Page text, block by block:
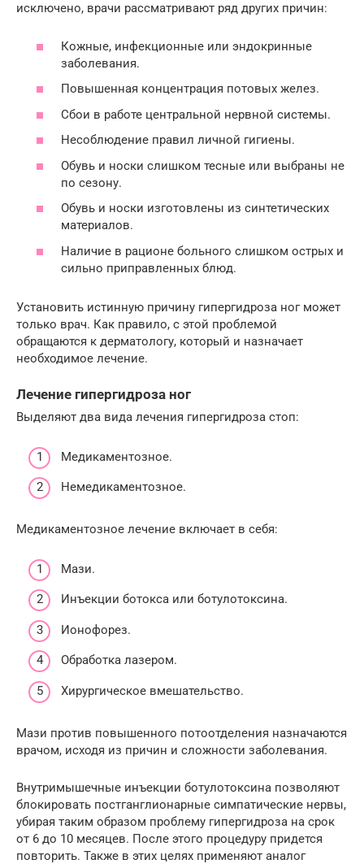
исключено, врачи рассматривают ряд других причин:
Кожные, инфекционные или эндокринные
заболевания.
Повышенная концентрация потовых желез.
Сбои в работе центральной нервной системы.
Несоблюдение правил личной гигиены.
Обувь и носки слишком тесные или выбраны не
по сезону.
Обувь и носки изготовлены из синтетических
материалов.
Наличие в рационе больного слишком острых и
сильно приправленных блюд.
Установить истинную причину гипергидроза ног может
только врач. Как правило, с этой проблемой
обращаются к дерматологу, который и назначает
необходимое лечение.
Лечение гипергидроза ног
Выделяют два вида лечения гипергидроза стоп:
Медикаментозное.
Немедикаментозное.
Медикаментозное лечение включает в себя:
Мази.
Инъекции ботокса или ботулотоксина.
Ионофорез.
Обработка лазером.
Хирургическое вмешательство.
Мази против повышенного потоотделения назначаются
врачом, исходя из причин и сложности заболевания.
Внутримышечные инъекции ботулотоксина позволяют
блокировать постганглионарные симпатические нервы,
убирая таким образом проблему гипергидроза на срок
от 6 до 10 месяцев. После этого процедуру придется
повторить. Также в этих целях применяют аналог